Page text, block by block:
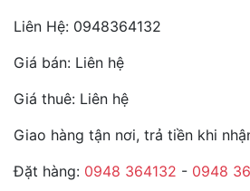
Liên Hệ: 0948364132
Giá bán: Liên hệ
Giá thuê: Liên hệ
Giao hàng tận nơi, trả tiền khi
Đặt hàng: 0948 364132 - 0948